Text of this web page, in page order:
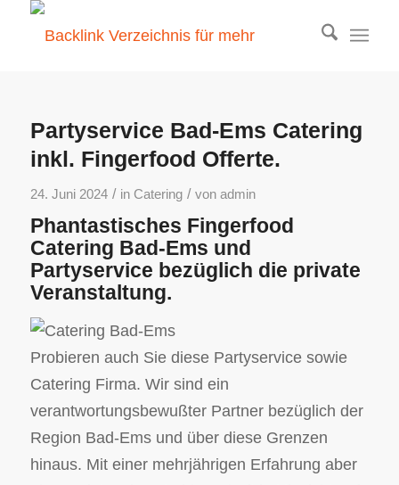
Partyservice Bad-Ems Catering
inkl. Fingerfood Offerte.
24. Juni 2024 / in Catering / von admin
Phantastisches Fingerfood
Catering Bad-Ems und
Partyservice bezüglich die private
Veranstaltung.
Probieren auch Sie diese Partyservice sowie
Catering Firma. Wir sind ein
verantwortungsbewußter Partner bezüglich der
Region Bad-Ems und über diese Grenzen
hinaus. Mit einer mehrjährigen Erfahrung aber